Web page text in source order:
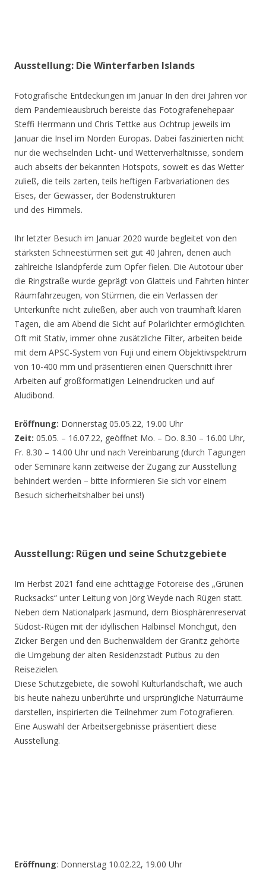
Ausstellung: Die Winterfarben Islands
Fotografische Entdeckungen im Januar In den drei Jahren vor
dem Pandemieausbruch bereiste das Fotografenehepaar
Steffi Herrmann und Chris Tettke aus Ochtrup jeweils im
Januar die Insel im Norden Europas. Dabei faszinierten nicht
nur die wechselnden Licht- und Wetterverhältnisse, sondern
auch abseits der bekannten Hotspots, soweit es das Wetter
zuließ, die teils zarten, teils heftigen Farbvariationen des
Eises, der Gewässer, der Bodenstrukturen
und des Himmels.
Ihr letzter Besuch im Januar 2020 wurde begleitet von den
stärksten Schneestürmen seit gut 40 Jahren, denen auch
zahlreiche Islandpferde zum Opfer fielen. Die Autotour über
die Ringstraße wurde geprägt von Glatteis und Fahrten hinter
Räumfahrzeugen, von Stürmen, die ein Verlassen der
Unterkünfte nicht zuließen, aber auch von traumhaft klaren
Tagen, die am Abend die Sicht auf Polarlichter ermöglichten.
Oft mit Stativ, immer ohne zusätzliche Filter, arbeiten beide
mit dem APSC-System von Fuji und einem Objektivspektrum
von 10-400 mm und präsentieren einen Querschnitt ihrer
Arbeiten auf großformatigen Leinendrucken und auf
Aludibond.
Eröffnung: Donnerstag 05.05.22, 19.00 Uhr
Zeit: 05.05. – 16.07.22, geöffnet Mo. – Do. 8.30 – 16.00 Uhr,
Fr. 8.30 – 14.00 Uhr und nach Vereinbarung (durch Tagungen
oder Seminare kann zeitweise der Zugang zur Ausstellung
behindert werden – bitte informieren Sie sich vor einem
Besuch sicherheitshalber bei uns!)
Ausstellung: Rügen und seine Schutzgebiete
Im Herbst 2021 fand eine achttägige Fotoreise des „Grünen
Rucksacks“ unter Leitung von Jörg Weyde nach Rügen statt.
Neben dem Nationalpark Jasmund, dem Biosphärenreservat
Südost-Rügen mit der idyllischen Halbinsel Mönchgut, den
Zicker Bergen und den Buchenwäldern der Granitz gehörte
die Umgebung der alten Residenzstadt Putbus zu den
Reisezielen.
Diese Schutzgebiete, die sowohl Kulturlandschaft, wie auch
bis heute nahezu unberührte und ursprüngliche Naturräume
darstellen, inspirierten die Teilnehmer zum Fotografieren.
Eine Auswahl der Arbeitsergebnisse präsentiert diese
Ausstellung.
Eröffnung: Donnerstag 10.02.22, 19.00 Uhr